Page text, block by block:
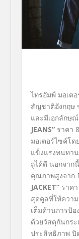
ไทรอัมพ์ มอเต
สัญชาติอังกฤษ
และมีเอกลักษ
JEANS” ราคา
มอเตอร์ไซค์โด
แข็งแรงทนทา
ถูได้ดี นอกจาก
คุณภาพสูงจาก
JACKET”ราคา
สุดคูลที่ให้ควา
เต็มด้านการป้
ด้วยวัสดุกันกร
ประสิทธิภาพ ปิ